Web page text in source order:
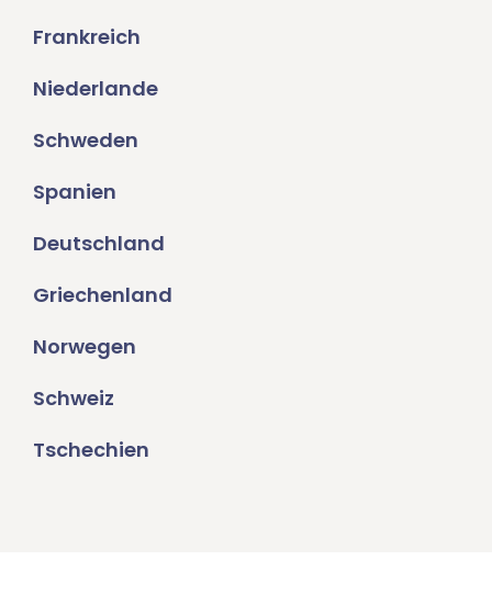
Frankreich
Niederlande
Schweden
Spanien
Deutschland
Griechenland
Norwegen
Schweiz
Tschechien